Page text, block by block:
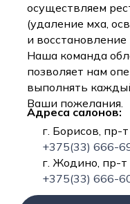
осуществляем
(удаление мха,
и
Наша команда
позволяет нам
выполнять
Ваши пожелания.
Адреса салонов:
г. Борисов,
+375(33) 666-
г. Жодино, пр-
+375(33) 666-